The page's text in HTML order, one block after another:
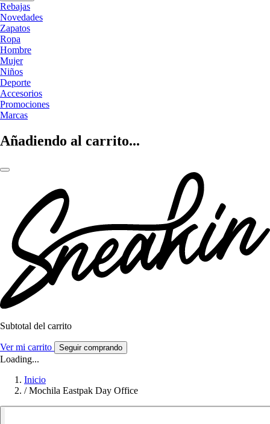
Rebajas
Novedades
Zapatos
Ropa
Hombre
Mujer
Niños
Deporte
Accesorios
Promociones
Marcas
Añadiendo al carrito...
Subtotal del carrito
Ver mi carrito Seguir comprando
Loading...
Inicio
/ Mochila Eastpak Day Office